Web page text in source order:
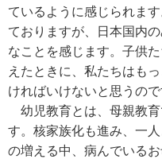
ているように感じられま
ておりますが、日本国内
なことを感じます。子供
えたときに、私たちはも
ければいけないと思うので
幼児教育とは、母親教育
す。核家族化も進み、一
の増える中、病んでいる